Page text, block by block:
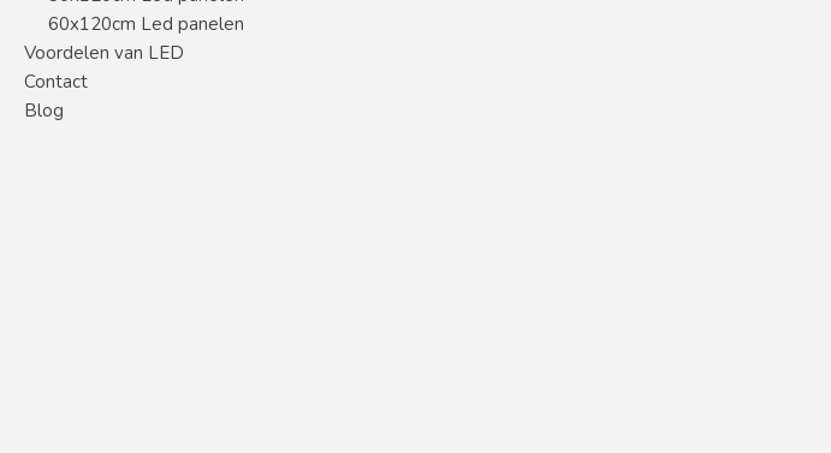
60x120cm Led panelen
Voordelen van LED
Contact
Blog